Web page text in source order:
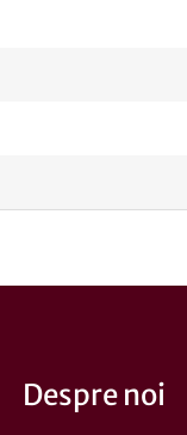
Despre noi